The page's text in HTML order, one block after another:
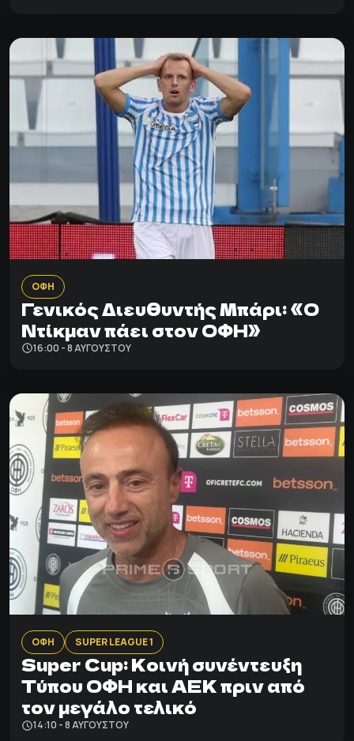
ΟΦΗ
Γενικός Διευθυντής Μπάρι: «Ο
Ντίκμαν πάει στον ΟΦΗ»
16:00 - 8 ΑΥΓΟΎΣΤΟΥ
ΟΦΗ SUPER LEAGUE 1
Super Cup: Κοινή συνέντευξη
Τύπου ΟΦΗ και ΑΕΚ πριν από
τον μεγάλο τελικό
14:10 - 8 ΑΥΓΟΎΣΤΟΥ